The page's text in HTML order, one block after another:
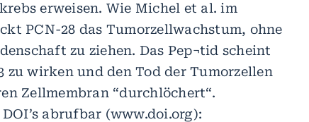
erweisen. Wie Michel et al. im
PCN-28 das Tumorzellwachstum, ohne
zu ziehen. Das Pep¬tid scheint
zu wirken und den Tod der Tumorzellen
Zellmembran “durchlöchert“.
abrufbar (www.doi.org):